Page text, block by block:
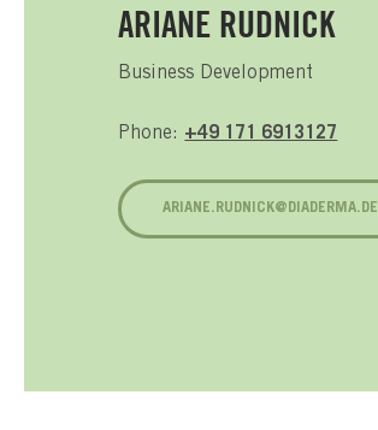
ARIANE RUDNICK
Business Development
Phone: +49 171 6913127
ARIANE.RUDNICK@DIADERMA.DE